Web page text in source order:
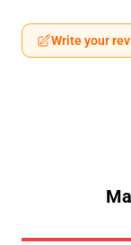
Write your